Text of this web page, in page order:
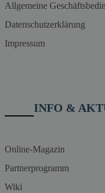
Allgemeine
Datenschutzerklärung
Impressum
INFO &
Online-Magazin
Partnerprogramm
Wiki